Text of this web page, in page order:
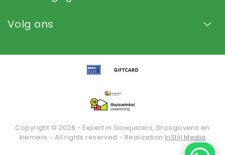
Volg ons
Copyright © 2026 - Expert in Slowjuicers, Droogovens en
kiemers - All rights reserved - Realization InStijl Media